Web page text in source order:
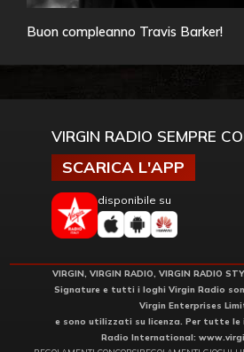
Buon compleanno Travis Barker!
VIRGIN RADIO SEMPRE
SCARICA L'APP
disponibile su
VIRGIN, VIRGIN RADIO, VIRGIN RADIO
Signature e tutti i loghi Virgin Radio
Virgin Enterprises
e sono utilizzati su licenza. Per tutte le
Radio International: